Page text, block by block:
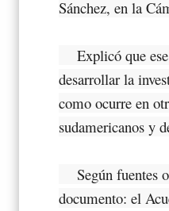
Sánchez, en la
Explicó que
desarrollar la
como ocurre en
sudamericanos y
Según fuentes
documento: el